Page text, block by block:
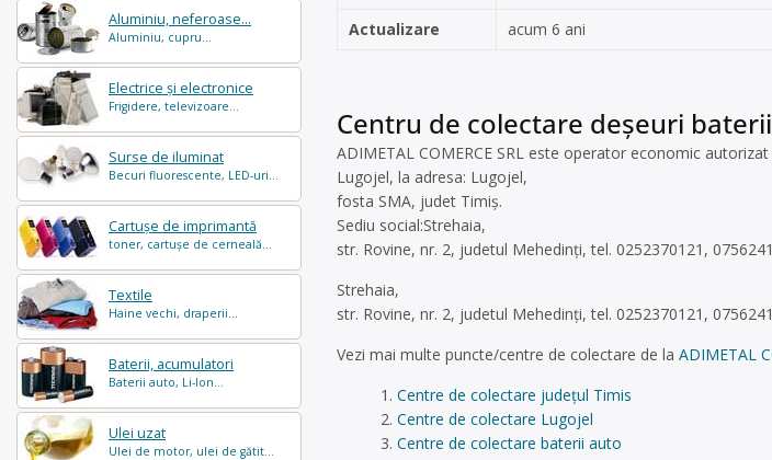
Aluminiu, neferoase...
Aluminiu, cupru...
Electrice și electronice
Frigidere, televizoare...
Surse de iluminat
Becuri fluorescente, LED-uri...
Cartușe de imprimantă
toner, cartușe de cerneală...
Textile
Haine vechi, draperii...
Baterii, acumulatori
Baterii auto, Li-Ion...
Ulei uzat
Ulei de motor, ulei de gătit...
Actualizare
acum 6 ani
Centru de colectare deșeuri
ADIMETAL COMERCE SRL este operator economic
Lugojel, la adresa: Lugojel,
fosta SMA, judet Timiș.
Sediu social:Strehaia,
str. Rovine, nr. 2, judetul Mehedinți, tel. 0252370121,
Strehaia,
str. Rovine, nr. 2, judetul Mehedinți, tel. 0252370121,
Vezi mai multe puncte/centre de colectare de la ADIMETAL
Centre de colectare județul Timis
Centre de colectare Lugojel
Centre de colectare baterii auto